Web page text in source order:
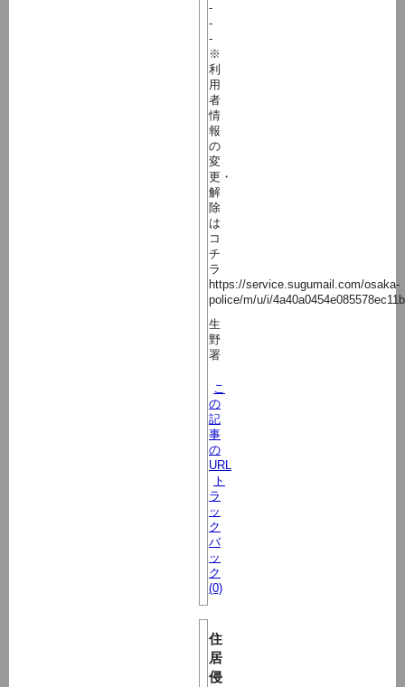
-
-
-
※
利
用
者
情
報
の
変
更・
解
除
は
コ
チ
ラ
https://service.sugumail.com/osaka-
police/m/u/i/
生
野
署
こ
の
記
事
の
URL
ト
ラ
ッ
ク
バ
ッ
ク
(0)
住
居
侵